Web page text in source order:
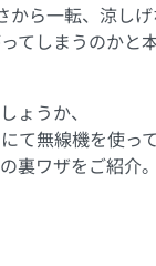
ら一転、涼しげ
てしまうのかと
ょうか、
て無線機を使っ
裏ワザをご紹介。